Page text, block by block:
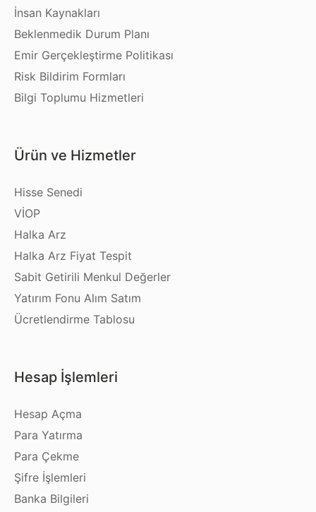
İnsan Kaynakları
Beklenmedik Durum Planı
Emir Gerçekleştirme Politikası
Risk Bildirim Formları
Bilgi Toplumu Hizmetleri
Ürün ve Hizmetler
Hisse Senedi
VİOP
Halka Arz
Halka Arz Fiyat Tespit
Sabit Getirili Menkul Değerler
Yatırım Fonu Alım Satım
Ücretlendirme Tablosu
Hesap İşlemleri
Hesap Açma
Para Yatırma
Para Çekme
Şifre İşlemleri
Banka Bilgileri